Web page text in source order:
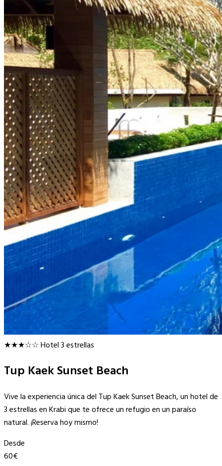
★★★☆☆Hotel 3 estrellas
Tup Kaek Sunset Beach
Vive la experiencia única del Tup Kaek Sunset Beach, un hotel de
3 estrellas en Krabi que te ofrece un refugio en un paraíso
natural. ¡Reserva hoy mismo!
Desde
60€